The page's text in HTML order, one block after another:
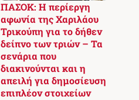
ΠΑΣΟΚ: Η περίεργη
αφωνία της Χαριλάου
Τρικούπη για το δήθεν
δείπνο των τριών – Τα
σενάρια που
διακινούνται και η
απειλή για δημοσίευση
επιπλέον στοιχείων